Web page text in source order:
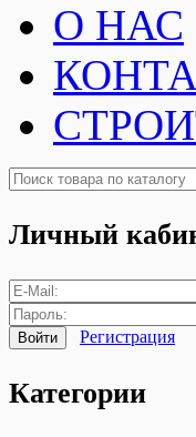
О НАС
Личный
Регистрация
Категории